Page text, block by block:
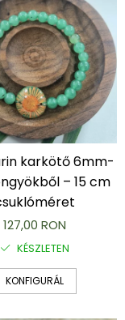
karkötő 6mm-
– 15 cm
127,00 RON
KÉSZLETEN
KONFIGURÁL